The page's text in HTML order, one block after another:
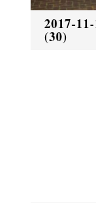
2017-
(30)